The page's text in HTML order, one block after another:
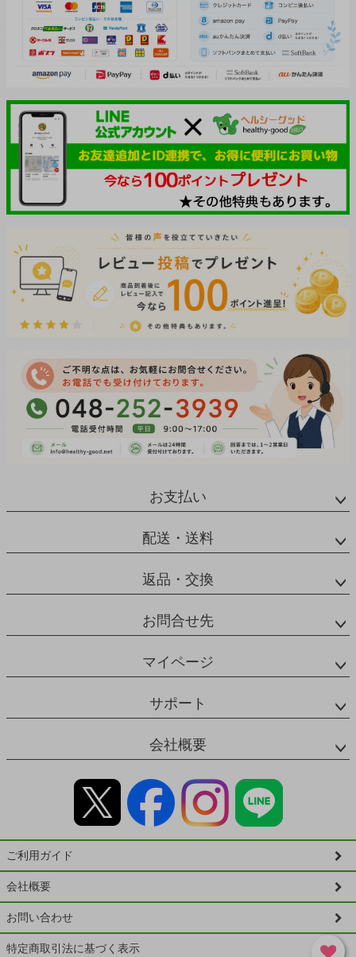
お支払い
配送・送料
返品・交換
お問合せ先
マイページ
サポート
会社概要
ご利用ガイド
会社概要
お問い合わせ
特定商取引法に基づく表示